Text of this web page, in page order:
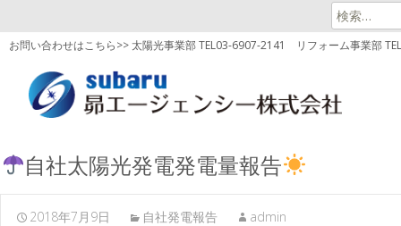
検
索:
お問い合わせはこちら>> 太陽光事業部 TEL03-6907-2141 リフォーム事業部
自社太陽光発電発電量報告
2018年7月9日 自社発電報告 admin